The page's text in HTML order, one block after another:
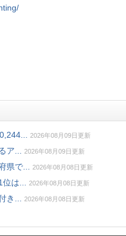
2026年08月09日更新
ア... 2026年08月09日更新
県で... 2026年08月08日更新
は... 2026年08月08日更新
き... 2026年08月08日更新